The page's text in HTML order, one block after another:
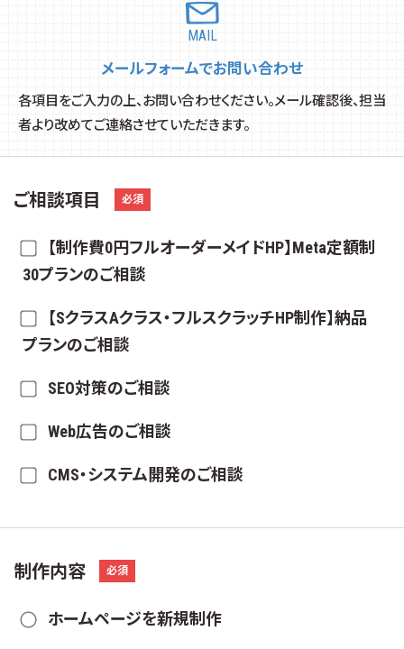
MAIL
メールフォームでお問い合わせ
各項目をご入力の上、お問い合わせください。メール確認後、担当
者より改めてご連絡させていただきます。
ご相談項目 必須
【制作費0円フルオーダーメイドHP】Meta定額制
30プランのご相談
【SクラスAクラス・フルスクラッチHP制作】納品
プランのご相談
SEO対策のご相談
Web広告のご相談
CMS・システム開発のご相談
制作内容 必須
ホームページを新規制作